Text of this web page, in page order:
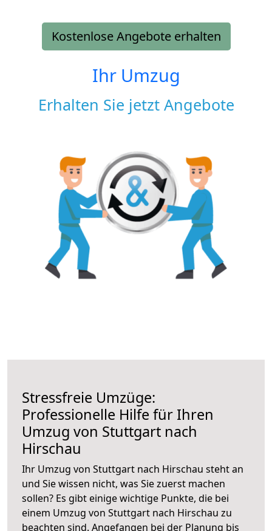
Kostenlose Angebote erhalten
Ihr Umzug
Erhalten Sie jetzt Angebote
Stressfreie Umzüge:
Professionelle Hilfe für Ihren
Umzug von Stuttgart nach
Hirschau
Ihr Umzug von Stuttgart nach Hirschau steht an
und Sie wissen nicht, was Sie zuerst machen
sollen? Es gibt einige wichtige Punkte, die bei
einem Umzug von Stuttgart nach Hirschau zu
beachten sind. Angefangen bei der Planung bis